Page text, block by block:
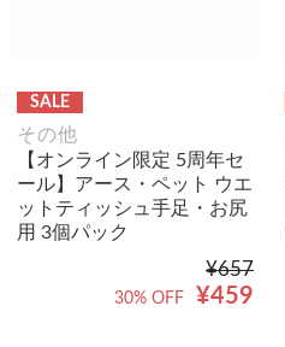
SALE
その他
【オンライン限定 5周年セ
ール】アース・ペット ウエ
ットティッシュ手足・お尻
用 3個パック
¥657
¥459
30% OFF